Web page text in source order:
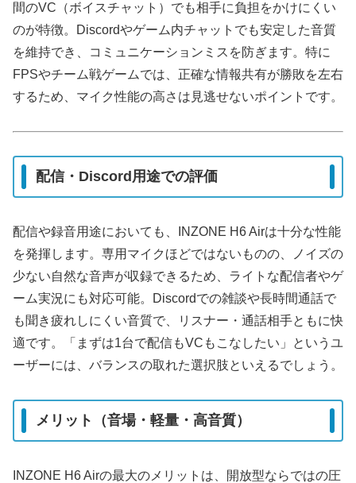
間のVC（ボイスチャット）でも相手に負担をかけにくい
のが特徴。Discordやゲーム内チャットでも安定した音質
を維持でき、コミュニケーションミスを防ぎます。特に
FPSやチーム戦ゲームでは、正確な情報共有が勝敗を左右
するため、マイク性能の高さは見逃せないポイントです。
配信・Discord用途での評価
配信や録音用途においても、INZONE H6 Airは十分な性能
を発揮します。専用マイクほどではないものの、ノイズの
少ない自然な音声が収録できるため、ライトな配信者やゲ
ーム実況にも対応可能。Discordでの雑談や長時間通話で
も聞き疲れしにくい音質で、リスナー・通話相手ともに快
適です。「まずは1台で配信もVCもこなしたい」というユ
ーザーには、バランスの取れた選択肢といえるでしょう。
メリット（音場・軽量・高音質）
INZONE H6 Airの最大のメリットは、開放型ならではの圧